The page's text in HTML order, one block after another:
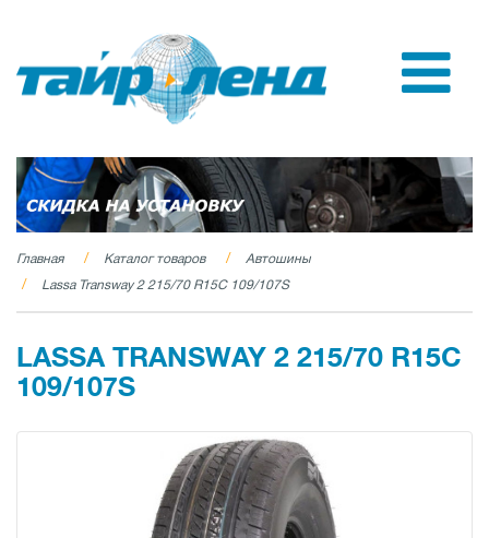
Главная Каталог товаров
Автошины
Lassa Transway 2 215/70 R15C 109/107S
LASSA TRANSWAY 2 215/70 R15C
109/107S